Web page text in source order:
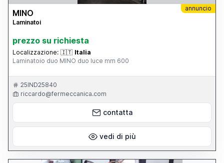
annuncio
MINO
Laminatoi
prezzo su richiesta
Localizzazione: 🇮🇹 Italia
Laminatoio duo MINO duo luce mm 600
25IND25840
riccardo@fermeccanica.com
contatta
vedi di più